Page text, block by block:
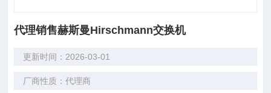
代理销售赫斯曼Hirschmann交换机
更新时间：2026-03-01
厂商性质：代理商